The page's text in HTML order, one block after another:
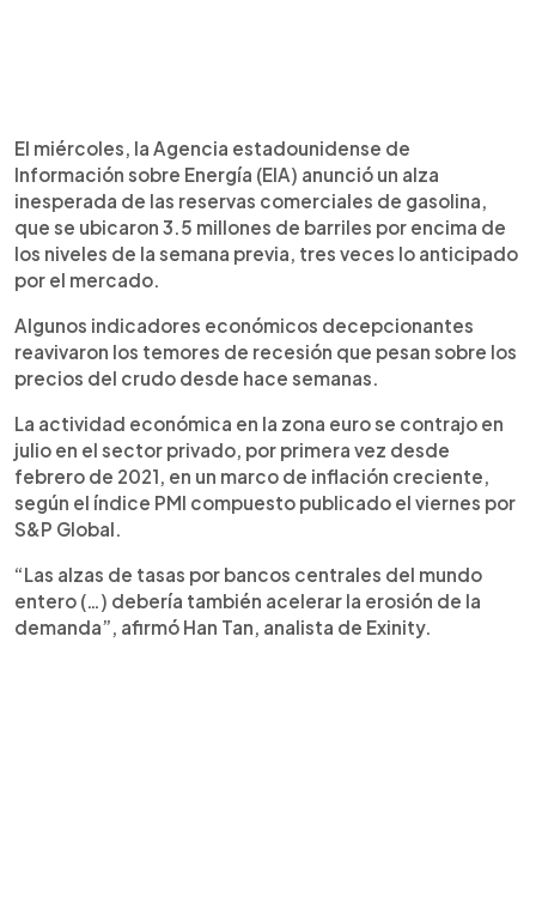
El miércoles, la Agencia estadounidense de
Información sobre Energía (EIA) anunció un alza
inesperada de las reservas comerciales de gasolina,
que se ubicaron 3.5 millones de barriles por encima de
los niveles de la semana previa, tres veces lo anticipado
por el mercado.
Algunos indicadores económicos decepcionantes
reavivaron los temores de recesión que pesan sobre los
precios del crudo desde hace semanas.
La actividad económica en la zona euro se contrajo en
julio en el sector privado, por primera vez desde
febrero de 2021, en un marco de inflación creciente,
según el índice PMI compuesto publicado el viernes por
S&P Global.
“Las alzas de tasas por bancos centrales del mundo
entero (…) debería también acelerar la erosión de la
demanda”, afirmó Han Tan, analista de Exinity.